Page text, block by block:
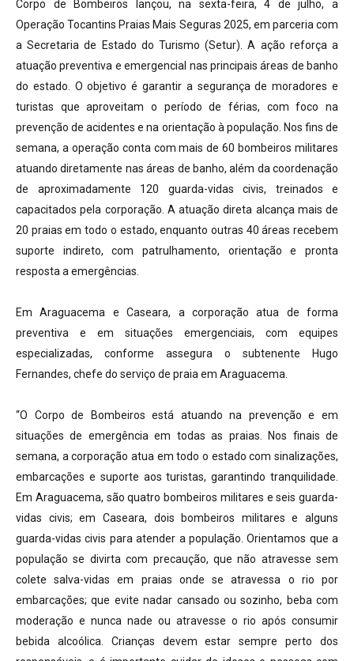
Corpo de Bombeiros lançou, na sexta-feira, 4 de julho, a
Operação Tocantins Praias Mais Seguras 2025, em parceria com
a Secretaria de Estado do Turismo (Setur). A ação reforça a
atuação preventiva e emergencial nas principais áreas de banho
do estado. O objetivo é garantir a segurança de moradores e
turistas que aproveitam o período de férias, com foco na
prevenção de acidentes e na orientação à população. Nos fins de
semana, a operação conta com mais de 60 bombeiros militares
atuando diretamente nas áreas de banho, além da coordenação
de aproximadamente 120 guarda-vidas civis, treinados e
capacitados pela corporação. A atuação direta alcança mais de
20 praias em todo o estado, enquanto outras 40 áreas recebem
suporte indireto, com patrulhamento, orientação e pronta
resposta a emergências.
Em Araguacema e Caseara, a corporação atua de forma
preventiva e em situações emergenciais, com equipes
especializadas, conforme assegura o subtenente Hugo
Fernandes, chefe do serviço de praia em Araguacema.
“O Corpo de Bombeiros está atuando na prevenção e em
situações de emergência em todas as praias. Nos finais de
semana, a corporação atua em todo o estado com sinalizações,
embarcações e suporte aos turistas, garantindo tranquilidade.
Em Araguacema, são quatro bombeiros militares e seis guarda-
vidas civis; em Caseara, dois bombeiros militares e alguns
guarda-vidas civis para atender a população. Orientamos que a
população se divirta com precaução, que não atravesse sem
colete salva-vidas em praias onde se atravessa o rio por
embarcações; que evite nadar cansado ou sozinho, beba com
moderação e nunca nade ou atravesse o rio após consumir
bebida alcoólica. Crianças devem estar sempre perto dos